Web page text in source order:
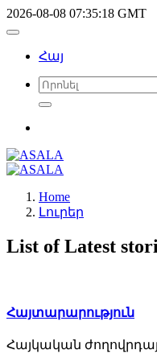
2026-08-08 07:35:18 GMT
Հայ
Home
Լուրեր
List of Latest
Հայտարարություն
Հայկական